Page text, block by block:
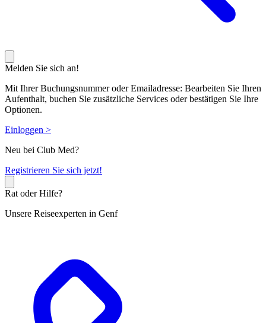
Melden Sie sich an!
Mit Ihrer Buchungsnummer oder Emailadresse: Bearbeiten Sie Ihren
Aufenthalt, buchen Sie zusätzliche Services oder bestätigen Sie Ihre
Optionen.
Einloggen >
Neu bei Club Med?
Registrieren Sie sich jetzt!
Rat oder Hilfe?
Unsere Reiseexperten in Genf